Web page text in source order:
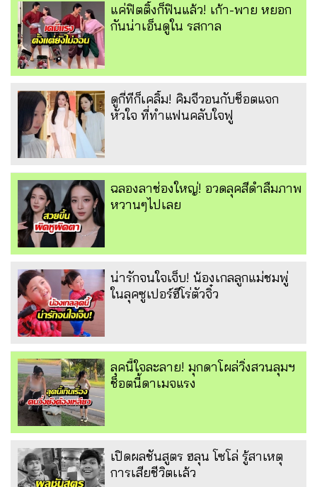
แค่ฟิตติ้งก็ฟินแล้ว! เก้า-พาย หยอก
กันน่าเอ็นดูใน รสกาล
ดูกี่ทีก็เคลิ้ม! คิมจีวอนกับช็อตแจก
หัวใจ ที่ทำแฟนคลับใจฟู
ฉลองลาช่องใหญ่! อวดลุคสีดำลืมภาพ
หวานๆไปเลย
น่ารักจนใจเจ็บ! น้องเกลลูกแม่ชมพู่
ในลุคซูเปอร์ฮีโร่ตัวจิ๋ว
ลุคนี้ใจละลาย! มุกดาโผล่วิ่งสวนลุมฯ
ช็อตนี้ดาเมจแรง
เปิดผลชันสูตร ฮลุน โซโล่ รู้สาเหตุ
การเสียชีวิตเเล้ว